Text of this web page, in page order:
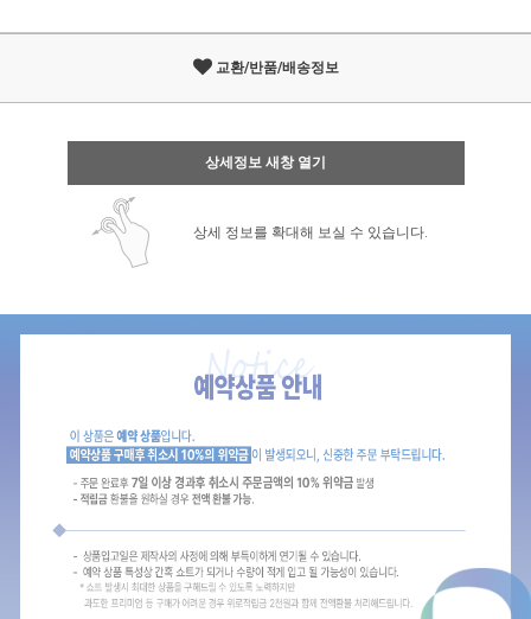
교환/반품/배송정보
상세정보 새창 열기
상세 정보를 확대해 보실 수 있습니다.